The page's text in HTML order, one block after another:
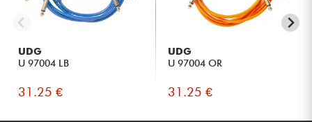
UDG
U 97004 LB
31.25 €
UDG
U 97004 OR
31.25 €